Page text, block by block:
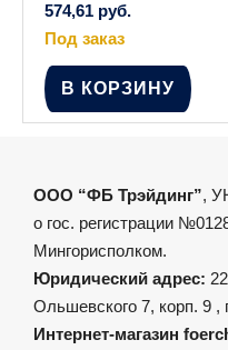
574,61 руб.
Под заказ
В КОРЗИНУ
ООО “ФБ Трэйдинг”,
о гос. регистрации
Мингорисполком.
Юридический адрес:
Ольшевского 7, корп. 9
Интернет-магазин